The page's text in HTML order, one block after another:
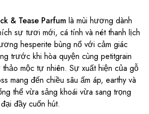
& Tease Parfum là mùi hương dành
sự tươi mới, cá tính và nét thanh lịch
hesperite bùng nổ với cảm giác
trước khi hòa quyện cùng petitgrain
thảo mộc tự nhiên. Sự xuất hiện của gỗ
mang đến chiều sâu ấm áp, earthy và
thể vừa sảng khoái vừa sang trọng
đầy cuốn hút.